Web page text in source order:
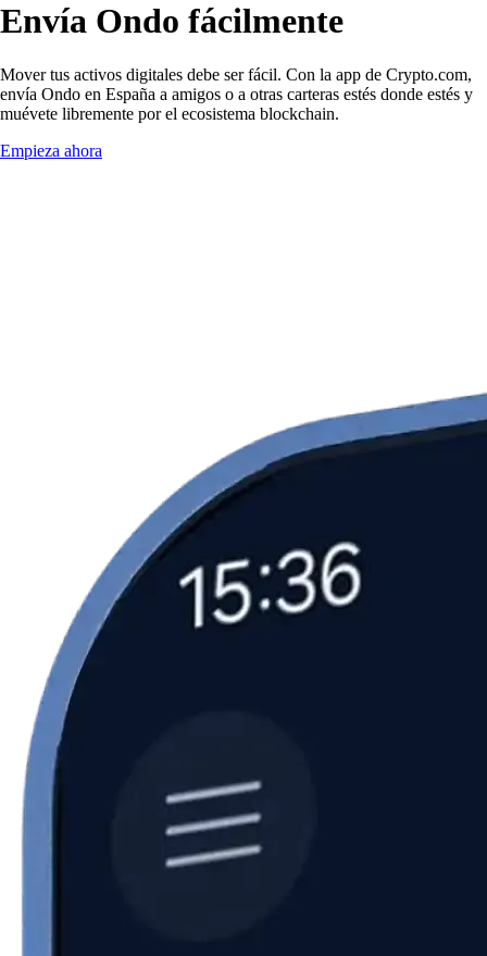
Envía Ondo fácilmente
Mover tus activos digitales debe ser fácil. Con la app de Crypto.com,
envía Ondo en España a amigos o a otras carteras estés donde estés y
muévete libremente por el ecosistema blockchain.
Empieza ahora